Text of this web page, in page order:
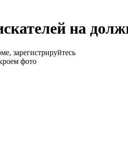
на
зарегистрируйтесь
фото